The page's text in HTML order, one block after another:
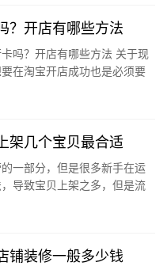
？开店有哪些方法
吗？开店有哪些方法 关于现
在淘宝开店成功也是必须要
架几个宝贝最合适
一部分，但是很多新手在运
导致宝贝上架之多，但是流
铺装修一般多少钱